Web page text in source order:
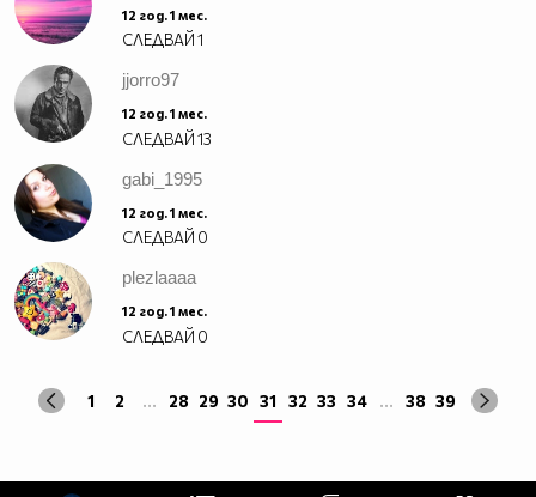
12 год. 1 мес.
СЛЕДВАЙ1
jjorro97
12 год. 1 мес.
СЛЕДВАЙ13
gabi_1995
12 год. 1 мес.
СЛЕДВАЙ 0
plezlaaaa
12 год. 1 мес.
СЛЕДВАЙ 0
1 2 ... 28 29 30 31 32 33 34 ... 38 39